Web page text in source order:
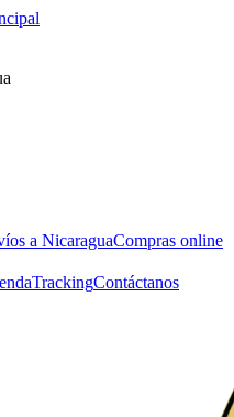
a NicaraguaCompras online
TrackingContáctanos